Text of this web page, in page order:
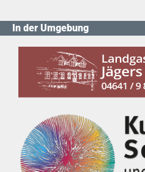
In der Umgebung